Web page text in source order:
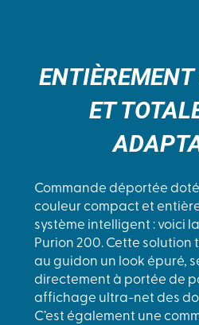
ET
Commande déportée
couleur compact et
système intelligent : voici
Purion 200. Cette
au guidon un look épuré,
directement à portée de
affichage ultra-net des
C’est également une